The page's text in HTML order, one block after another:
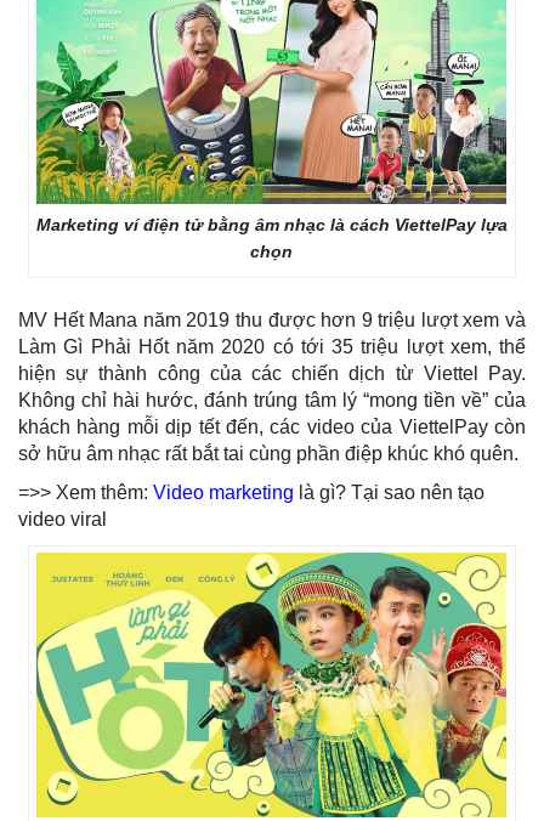
Marketing ví điện tử bằng âm nhạc là cách ViettelPay lựa
chọn
MV Hết Mana năm 2019 thu được hơn 9 triệu lượt xem và
Làm Gì Phải Hốt năm 2020 có tới 35 triệu lượt xem, thể
hiện sự thành công của các chiến dịch từ Viettel Pay.
Không chỉ hài hước, đánh trúng tâm lý “mong tiền về” của
khách hàng mỗi dịp tết đến, các video của ViettelPay còn
sở hữu âm nhạc rất bắt tai cùng phần điệp khúc khó quên.
=>> Xem thêm: Video marketing là gì? Tại sao nên tạo
video viral